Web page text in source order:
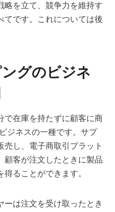
略を立て、競争力を維持す
てです。これについては後
グのビジネ
で在庫を持たずに顧客に商
ジネスの一種です。サプ
し、電子商取引プラット
顧客が注文したときに製品
ることができます。
は注文を受け取ったとき